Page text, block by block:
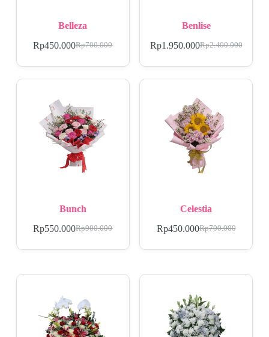
Belleza
Rp700.000
Rp450.000
Benlise
Rp2.400.000
Rp1.950.000
Bunch
Rp900.000
Rp550.000
Celestia
Rp700.000
Rp450.000